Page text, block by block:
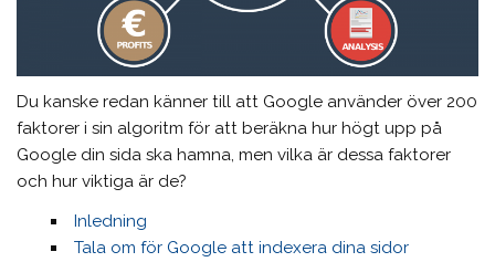
Du kanske redan känner till att Google använder över 200
faktorer i sin algoritm för att beräkna hur högt upp på
Google din sida ska hamna, men vilka är dessa faktorer
och hur viktiga är de?
Inledning
Tala om för Google att indexera dina sidor